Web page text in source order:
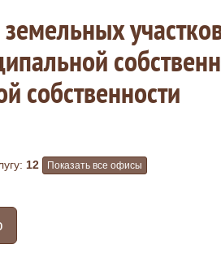
собственности
12 Показать все офисы